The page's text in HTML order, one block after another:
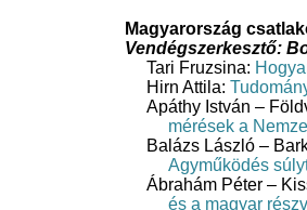
Magyarország
Vendégszerkesztő: B
Tari Fruzsina:
Hirn Attila:
Apáthy István –
mérések a
Balázs László –
Agyműködés
Ábrahám Péter –
és a magyar